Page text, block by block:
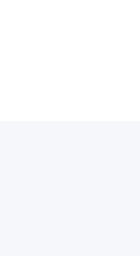
：武安市劳动巷与矿建路交